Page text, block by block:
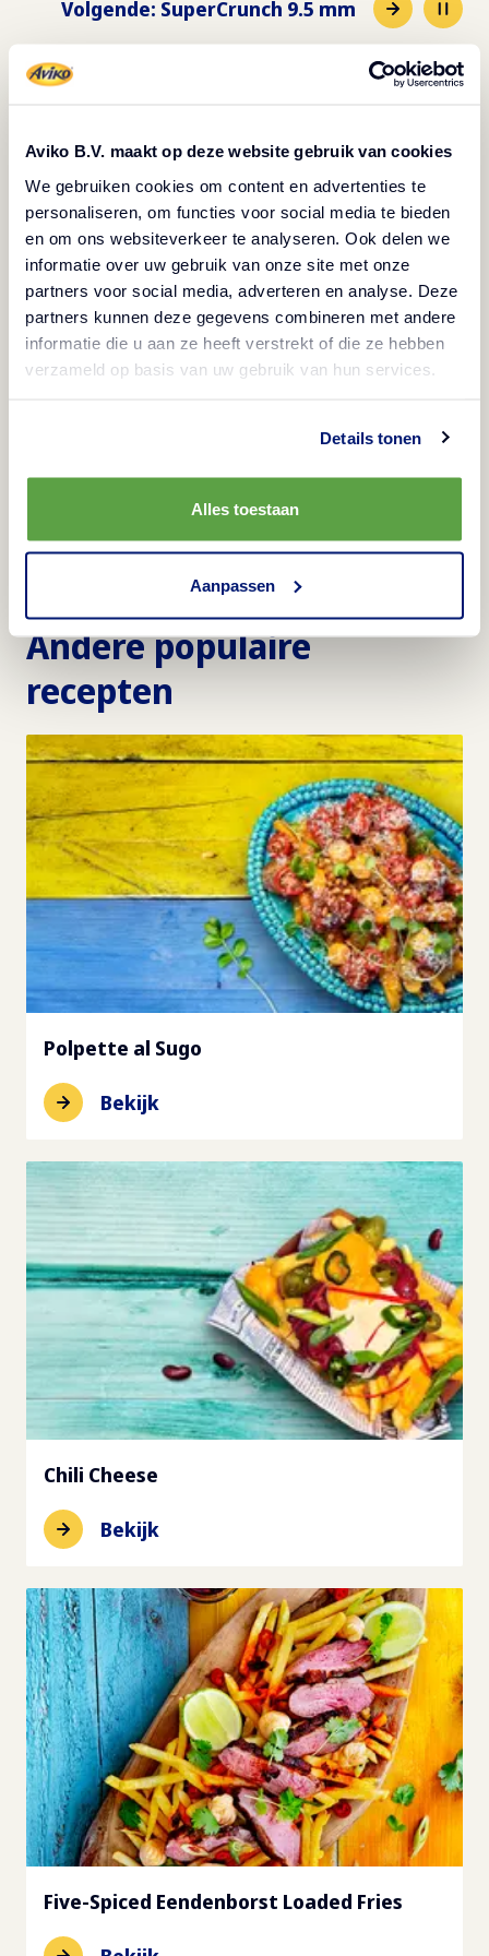
Aviko B.V. maakt op deze website gebruik van cookies
We gebruiken cookies om content en advertenties te
personaliseren, om functies voor social media te bieden
en om ons websiteverkeer te analyseren. Ook delen we
informatie over uw gebruik van onze site met onze
partners voor social media, adverteren en analyse. Deze
partners kunnen deze gegevens combineren met andere
informatie die u aan ze heeft verstrekt of die ze hebben
verzameld op basis van uw gebruik van hun services.
Details tonen
Alles toestaan
Aanpassen
Volgende: SuperCrunch 9.5 mm
Bereidingstijd: 5 minuten
Bereid de friet volgens de instructies op de
verpakking.
Schep de friet op een bord. Garneer met het
kalfsvlees en de tonijn tataki.
Top af met kappertjes, cornichons en klodders
gepofte paprikamayonaise.
Tip: Zongedroogde tomatenmayonaise is een goed
alternatief voor de gepofte paprikamayonaise.
Andere populaire
recepten
Polpette al Sugo
Bekijk
Chili Cheese
Bekijk
Five-Spiced Eendenborst Loaded Fries